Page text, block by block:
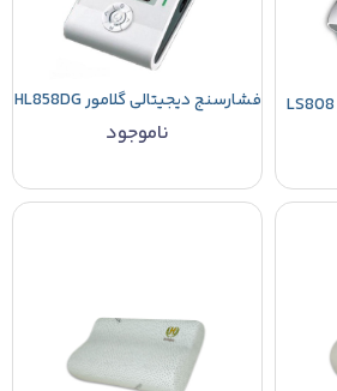
فشارسنج دیجیتالی گلامور HL858DG
ناموجود